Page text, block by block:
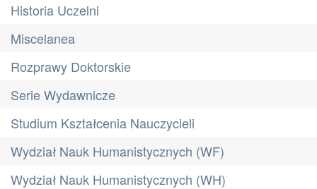
Historia Uczelni
Miscelanea
Rozprawy Doktorskie
Serie Wydawnicze
Studium Kształcenia Nauczycieli
Wydział Nauk Humanistycznych (WF)
Wydział Nauk Humanistycznych (WH)